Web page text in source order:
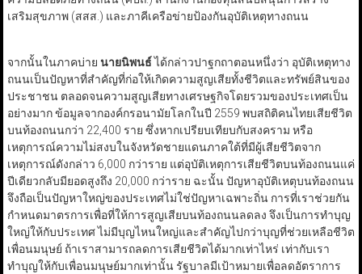
เสริมสุขภาพ (สสส.) และภาคีเครือข่ายป้องกันอุบัติเหตุทางถนน
จากนั้นในภาคบ่าย นายนิพนธ์ได้กล่าวปาฐกถาตอนหนึ่งว่า อุบัติเหตุทาง
ถนนเป็นปัญหาที่สำคัญที่ก่อให้เกิดความสูญเสียทั้งชีวิตและทรัพย์สินของ
ประชาชน ตลอดจนความสูญเสียทางเศรษฐกิจโดยรวมของประเทศเป็น
อย่างมาก ข้อมูลจากองค์กรอนามัยโลกในปี 2559 พบสถิติคนไทยเสียชีวิต
บนท้องถนนกว่า 22,400 ราย ซึ่งหากเปรียบเทียบกับสงคราม หรือ
เหตุการณ์ความไม่สงบในจังหวัดชายแดนภาคใต้ที่มีผู้เสียชีวิตจาก
เหตุการณ์ดังกล่าว 6,000 กว่าราย แต่อุบัติเหตุการเสียชีวิตบนท้องถนนแค่
ปีเดียวกลับมียอดสูงถึง 20,000 กว่าราย ฉะนั้น ปัญหาอุบัติเหตุบนท้องถนน
จึงถือเป็นปัญหาใหญ่ของประเทศไม่ใช่ปัญหาเฉพาะถิ่น การที่เราช่วยกัน
กำหนดมาตรการเพื่อที่ให้การสูญเสียบนท้องถนนลดลง จึงเป็นการทำบุญ
ใหญ่ให้กับประเทศ ไม่มีบุญไหนใหญ่และสำคัญไปกว่าบุญที่ช่วยเหลือชีวิต
เพื่อนมนุษย์ ถ้าเราสามารถลดการเสียชีวิตได้มากเท่าไหร่ เท่ากับเรา
ทำบุญให้กับเพื่อนมนุษย์มากเท่านั้น รัฐบาลมีเป้าหมายเพื่อลดอัตราการ